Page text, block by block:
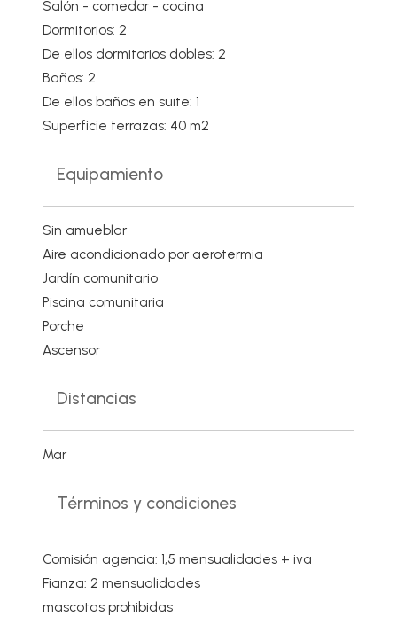
Salón - comedor - cocina
Dormitorios: 2
De ellos dormitorios dobles: 2
Baños: 2
De ellos baños en suite: 1
Superficie terrazas: 40 m2
Equipamiento
Sin amueblar
Aire acondicionado por aerotermia
Jardín comunitario
Piscina comunitaria
Porche
Ascensor
Distancias
Mar
Términos y condiciones
Comisión agencia: 1,5 mensualidades + iva
Fianza: 2 mensualidades
mascotas prohibidas